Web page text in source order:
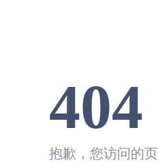
404
抱歉，您访问的